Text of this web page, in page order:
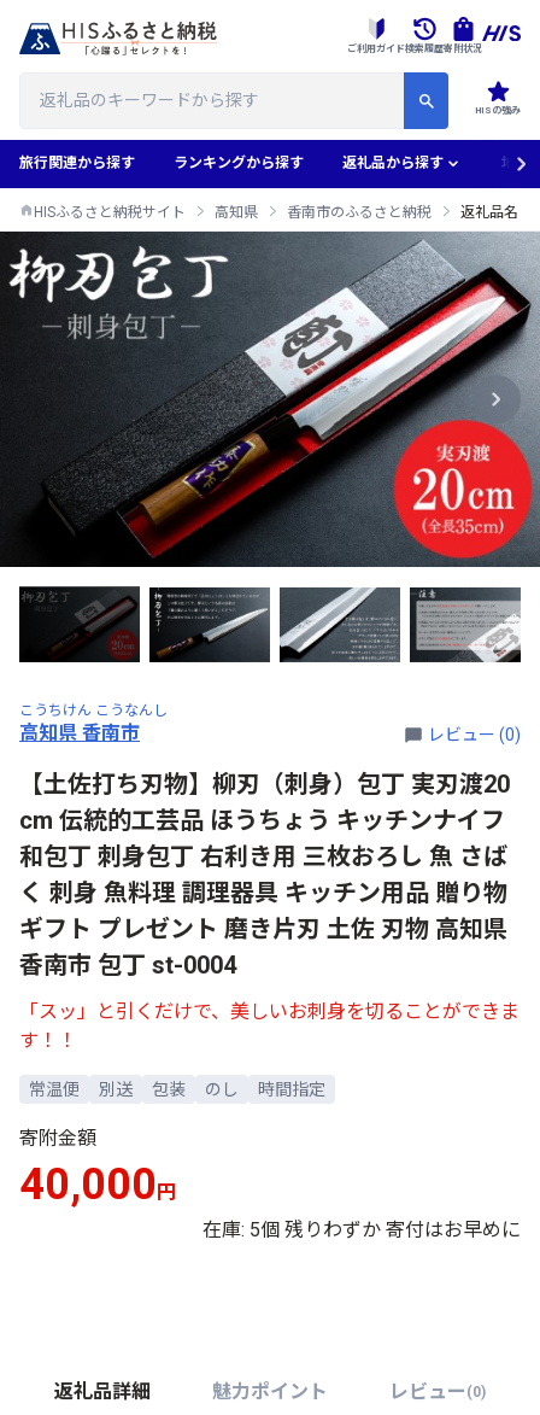
HISの強み
ご利用ガイド検索履歴寄附状況
旅行関連から探す ランキングから探す 返礼品から探す 地域
HISふるさと納税サイト 高知県 香南市のふるさと納税 返礼品名
こうちけん こうなんし
高知県 香南市 レビュー (0)
【土佐打ち刃物】柳刃（刺身）包丁 実刃渡20
cm 伝統的工芸品 ほうちょう キッチンナイフ
和包丁 刺身包丁 右利き用 三枚おろし 魚 さば
く 刺身 魚料理 調理器具 キッチン用品 贈り物
ギフト プレゼント 磨き片刃 土佐 刃物 高知県
香南市 包丁 st-0004
「スッ」と引くだけで、美しいお刺身を切ることができま
す！！
常温便 別送 包装 のし 時間指定
寄附金額
40,000 円
在庫: 5個 残りわずか 寄付はお早めに
返礼品詳細 魅力ポイント レビュー (0)